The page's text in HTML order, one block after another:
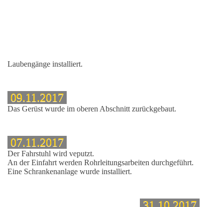
Laubengänge installiert.
09.11.2017
Das Gerüst wurde im oberen Abschnitt zurückgebaut.
07.11.2017
Der Fahrstuhl wird veputzt.
An der Einfahrt werden Rohrleitungsarbeiten durchgeführt.
Eine Schrankenanlage wurde installiert.